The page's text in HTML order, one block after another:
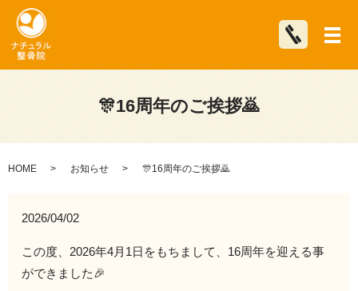
メ
🎊16周年のご挨拶🙇
HOME お知らせ 🎊16周年のご挨拶🙇
2026/04/02
この度、2026年4月1日をもちまして、16周年を迎える事
ができました🎉